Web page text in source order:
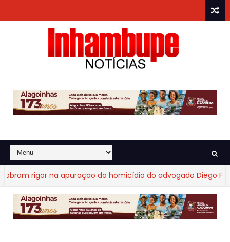
rigor na apuração do homicídio do advogado Diego Fraga